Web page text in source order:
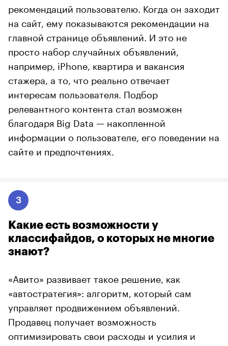
рекомендаций пользователю. Когда он заходит
на сайт, ему показываются рекомендации на
главной странице объявлений. И это не
просто набор случайных объявлений,
например, iPhone, квартира и вакансия
стажера, а то, что реально отвечает
интересам пользователя. Подбор
релевантного контента стал возможен
благодаря Big Data — накопленной
информации о пользователе, его поведении на
сайте и предпочтениях.
3
Какие есть возможности у
классифайдов, о которых не многие
знают?
«Авито» развивает такое решение, как
«автостратегия»: алгоритм, который сам
управляет продвижением объявлений.
Продавец получает возможность
оптимизировать свои расходы и усилия и